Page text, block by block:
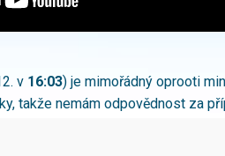
v 16:03) je mimořádný oprooti
takže nemám odpovědnost za